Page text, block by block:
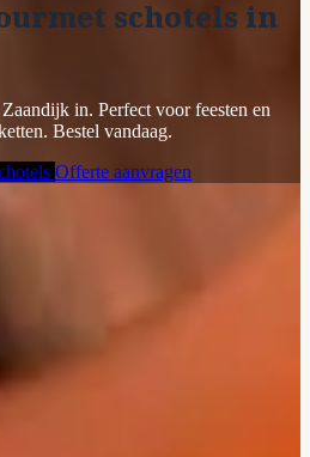
schotels in
in. Perfect voor feesten en
Bestel vandaag.
Offerte aanvragen